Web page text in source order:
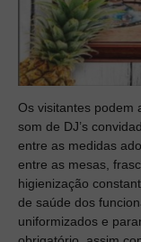
Os visitantes podem
som de DJ’s
entre as medidas
entre as mesas,
higienização
de saúde dos
uniformizados e